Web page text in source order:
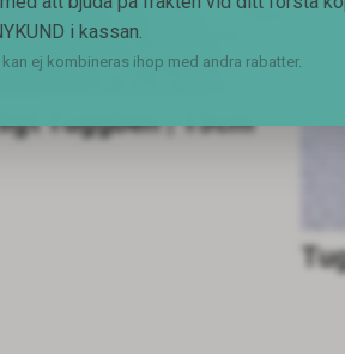
Tuggben | 15cm
i kassan.
ej kombineras ihop med andra rabatter.